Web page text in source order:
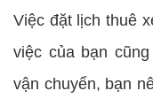
Việc đặt lịch thuê
việc của bạn
vận chuyển, bạn